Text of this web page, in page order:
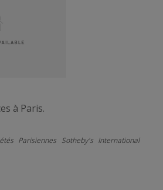
à Paris.
Parisiennes Sotheby's International